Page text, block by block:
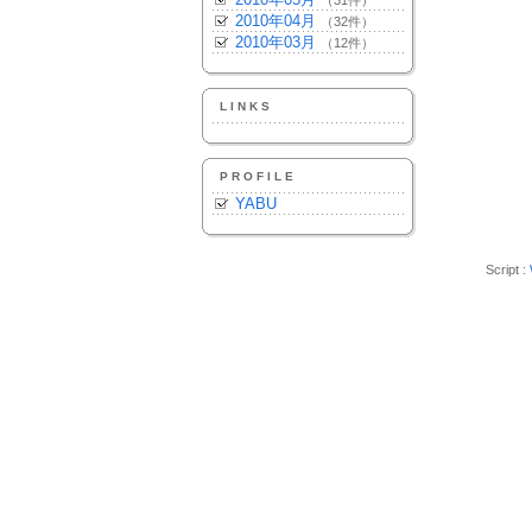
2010年04月 （32件）
2010年03月 （12件）
LINKS
PROFILE
YABU
Script :